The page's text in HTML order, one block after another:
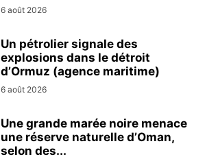
6 août 2026
Un pétrolier signale des
explosions dans le détroit
d’Ormuz (agence maritime)
6 août 2026
Une grande marée noire menace
une réserve naturelle d’Oman,
selon des...